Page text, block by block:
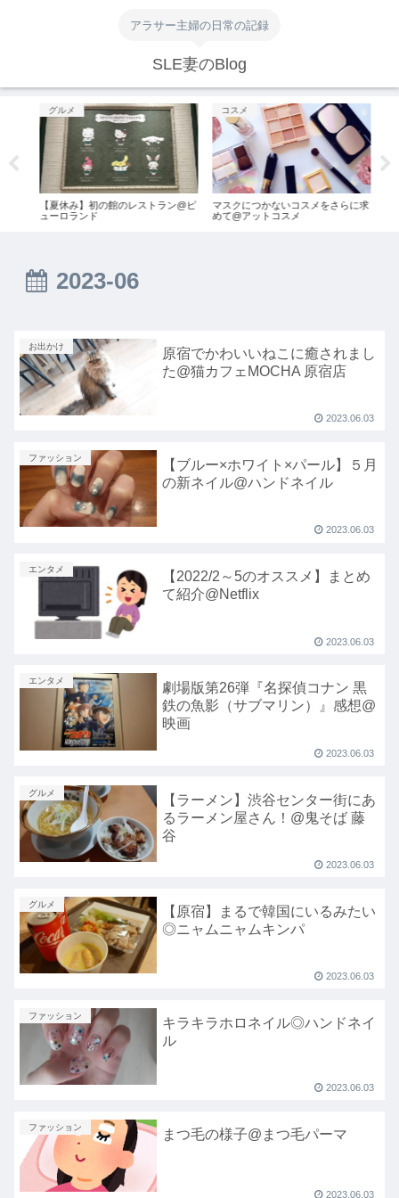
アラサー主婦の日常の記録
SLE妻のBlog
グルメ
【夏休み】初の館のレストラン@ピ
ューロランド
コスメ
マスクにつかないコスメをさらに求
めて@アットコスメ
2023-06
お出かけ
原宿でかわいいねこに癒されまし
た@猫カフェMOCHA 原宿店
2023.06.03
ファッション
【ブルー×ホワイト×パール】５月
の新ネイル@ハンドネイル
2023.06.03
エンタメ
【2022/2～5のオススメ】まとめ
て紹介@Netflix
2023.06.03
エンタメ
劇場版第26弾『名探偵コナン 黒
鉄の魚影（サブマリン）』感想@
映画
2023.06.03
グルメ
【ラーメン】渋谷センター街にあ
るラーメン屋さん！@鬼そば 藤
谷
2023.06.03
グルメ
【原宿】まるで韓国にいるみたい
◎ニャムニャムキンパ
2023.06.03
ファッション
キラキラホロネイル◎ハンドネイ
ル
2023.06.03
ファッション まつ毛の様子@まつ毛パーマ
2023.06.03